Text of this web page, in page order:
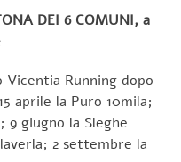
DEI 6 COMUNI, a
Vicentia Running dopo
aprile la Puro 10mila;
9 giugno la Sleghe
2 settembre la